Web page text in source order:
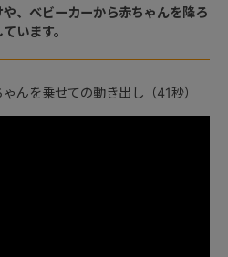
、ベビーカーから赤ちゃんを降ろ
います。
んを乗せての動き出し（41秒）